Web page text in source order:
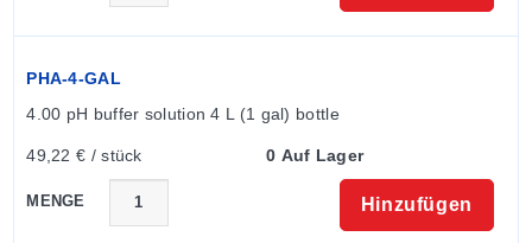
PHA-4-GAL
4.00 pH buffer solution 4 L (1 gal) bottle
49,22 € / stück 0 Auf Lager
MENGE Hinzufügen